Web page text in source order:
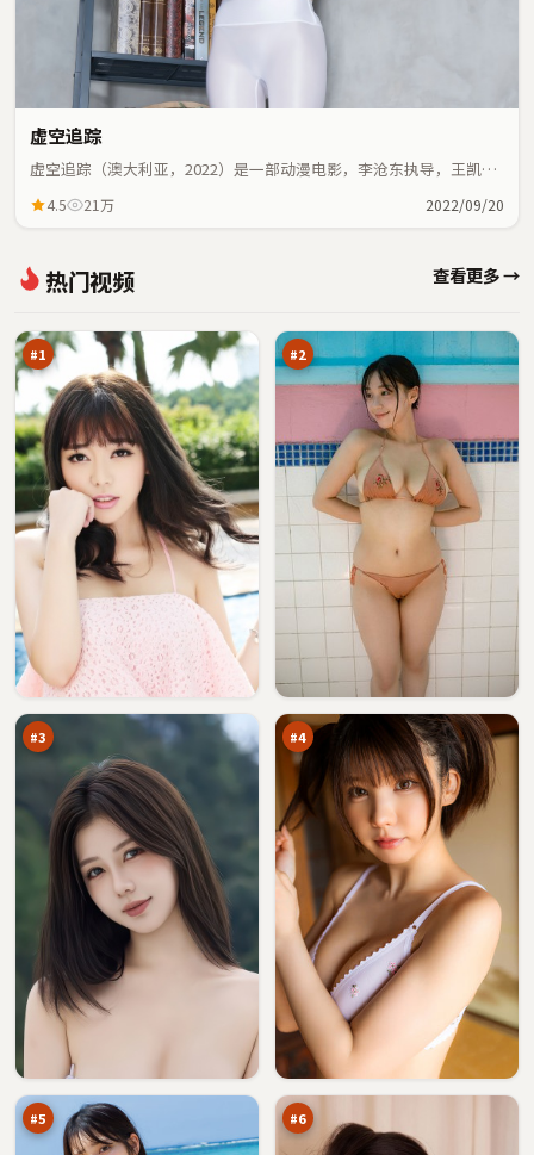
虚空追踪
虚空追踪（澳大利亚，2022）是一部动漫电影，李沧东执导，王凯、
4.5 21万 2022/09/20
热门视频 查看更多 →
#1
血
倒 98
#2
#3
暗
码
疑
云
97
万
#4
舟
入
口
97
万
#5
雪
言
之
城
万
#6
虚
笔
记
94
万